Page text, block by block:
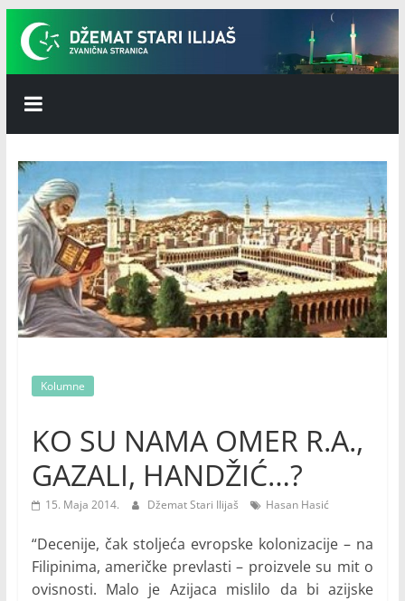
Skip
content
Džemat
Stari
Ilijaš
Kolumne
KO SU NAMA OMER R.A.,
GAZALI, HANDŽIĆ…?
15. Maja 2014. Džemat Stari Ilijaš Hasan Hasić
“Decenije, čak stoljeća evropske kolonizacije – na
Filipinima, američke prevlasti – proizvele su mit o
ovisnosti. Malo je Azijaca mislilo da bi azijske